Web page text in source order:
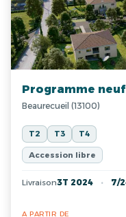
Programme
Beaurecueil (13100)
T2 T3 T4
Accession libre
Livraison3T 2024 7/
A PARTIR DE